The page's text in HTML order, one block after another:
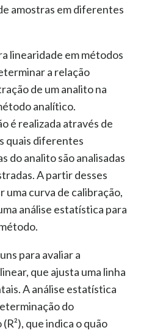
amostras em diferentes
linearidade em métodos
a relação
de um analito na
analítico.
é realizada através de
quais diferentes
do analito são analisadas
A partir desses
uma curva de calibração,
análise estatística para
para avaliar a
que ajusta uma linha
A análise estatística
do
que indica o quão